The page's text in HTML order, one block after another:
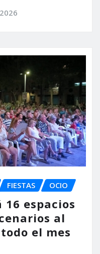
FIESTAS OCIO
espacios
al
el mes